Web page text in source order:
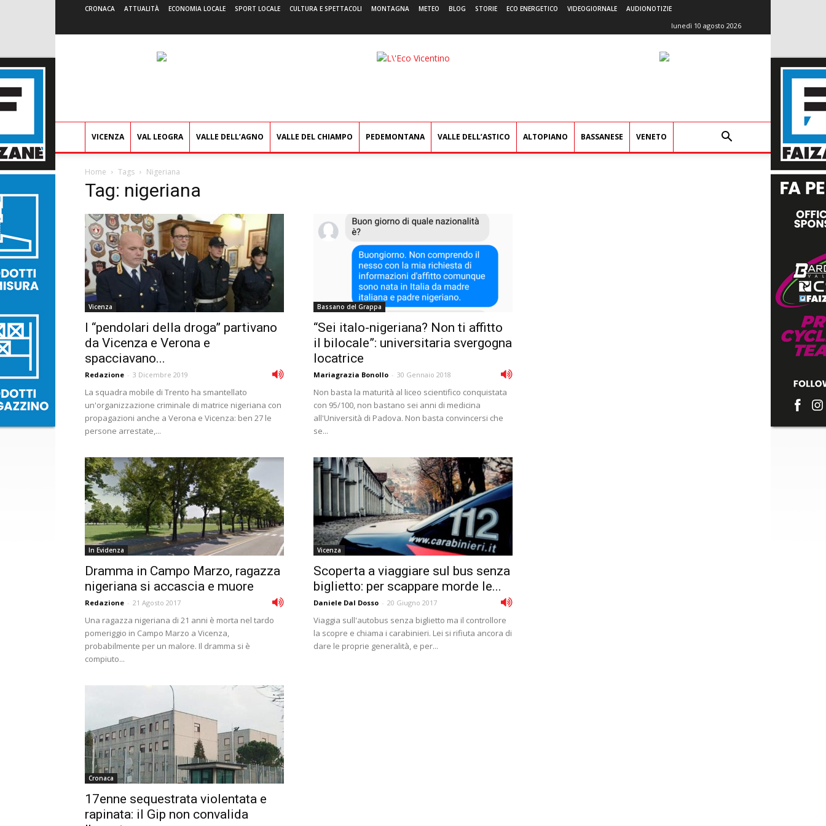
CRONACA ATTUALITÀ ECONOMIA LOCALE SPORT LOCALE CULTURA E SPETTACOLI MONTAGNA METEO BLOG STORIE ECO ENERGETICO VIDEOGIORNALE AUDIONOTIZIE
lunedì 10 agosto 2026
L'Eco
VICENZA VAL LEOGRA VALLE DELL’AGNO VALLE DEL CHIAMPO PEDEMONTANA VALLE DELL’ASTICO ALTOPIANO BASSANESE VENETO
Home Tags Nigeriana
Tag: nigeriana
Vicenza
I “pendolari della droga” partivano
da Vicenza e Verona e
spacciavano...
Redazione - 3 Dicembre 2019
La squadra mobile di Trento ha smantellato
un'organizzazione criminale di matrice nigeriana con
propagazioni anche a Verona e Vicenza: ben 27 le
persone arrestate,...
Bassano del Grappa
“Sei italo-nigeriana? Non ti affitto
il bilocale”: universitaria svergogna
locatrice
Mariagrazia Bonollo - 30 Gennaio 2018
Non basta la maturità al liceo scientifico conquistata
con 95/100, non bastano sei anni di medicina
all'Università di Padova. Non basta convincersi che
se...
In Evidenza
Dramma in Campo Marzo, ragazza
nigeriana si accascia e muore
Redazione - 21 Agosto 2017
Una ragazza nigeriana di 21 anni è morta nel tardo
pomeriggio in Campo Marzo a Vicenza,
probabilmente per un malore. Il dramma si è
compiuto...
Vicenza
Scoperta a viaggiare sul bus senza
biglietto: per scappare morde le...
Daniele Dal Dosso - 20 Giugno 2017
Viaggia sull'autobus senza biglietto ma il controllore
la scopre e chiama i carabinieri. Lei si rifiuta ancora di
dare le proprie generalità, e per...
Cronaca
17enne sequestrata violentata e
rapinata: il Gip non convalida